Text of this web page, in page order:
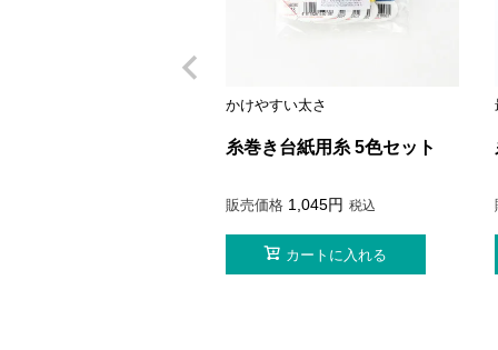
かけやすい太さ
糸巻き台紙用糸 5色セット
販売価格 1,045 税込
カートに入れる